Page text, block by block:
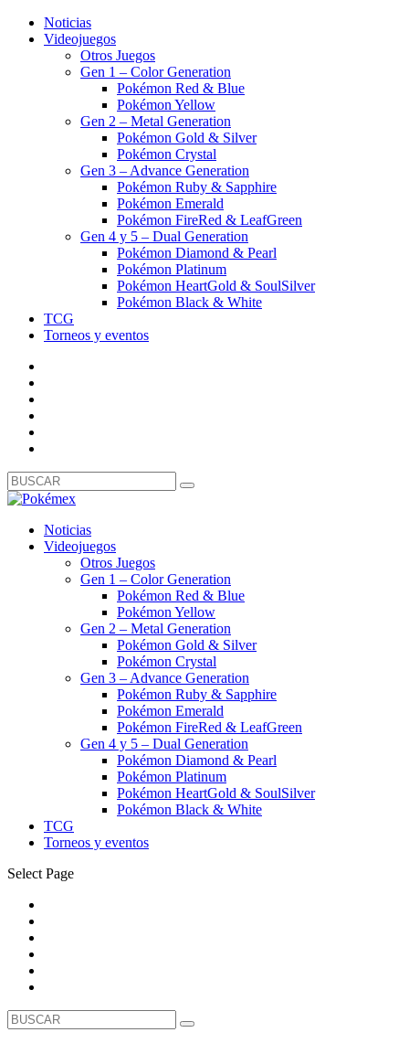
Noticias
Videojuegos
Otros Juegos
Gen 1 – Color Generation
Pokémon Red & Blue
Pokémon Yellow
Gen 2 – Metal Generation
Pokémon Gold & Silver
Pokémon Crystal
Gen 3 – Advance Generation
Pokémon Ruby & Sapphire
Pokémon Emerald
Pokémon FireRed & LeafGreen
Gen 4 y 5 – Dual Generation
Pokémon Diamond & Pearl
Pokémon Platinum
Pokémon HeartGold & SoulSilver
Pokémon Black & White
TCG
Torneos y eventos
Noticias
Videojuegos
Otros Juegos
Gen 1 – Color Generation
Pokémon Red & Blue
Pokémon Yellow
Gen 2 – Metal Generation
Pokémon Gold & Silver
Pokémon Crystal
Gen 3 – Advance Generation
Pokémon Ruby & Sapphire
Pokémon Emerald
Pokémon FireRed & LeafGreen
Gen 4 y 5 – Dual Generation
Pokémon Diamond & Pearl
Pokémon Platinum
Pokémon HeartGold & SoulSilver
Pokémon Black & White
TCG
Torneos y eventos
Select Page